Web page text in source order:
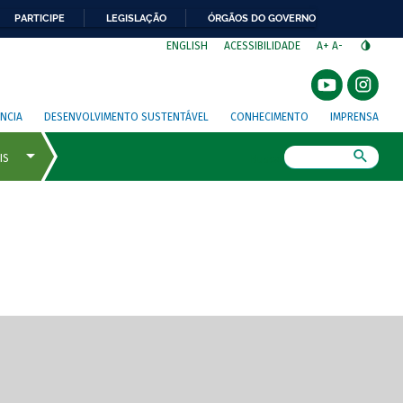
PARTICIPE LEGISLAÇÃO ÓRGÃOS DO GOVERNO
ENGLISH ACESSIBILIDADE A+ A-
DESENVOLVIMENTO SUSTENTÁVEL CONHECIMENTO IMPRENSA
de tela